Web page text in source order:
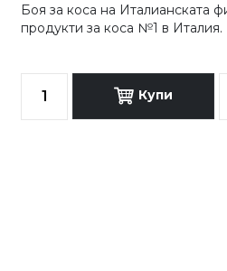
Боя за коса на Италианската
продукти за коса №1 в
Купи